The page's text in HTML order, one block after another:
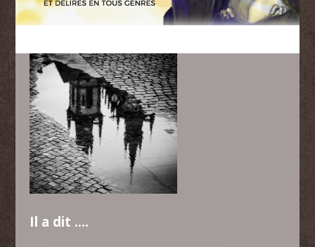
Il a dit ….